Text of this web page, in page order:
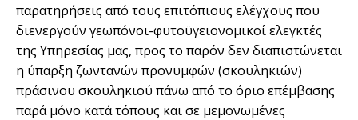
παρατηρήσεις από τους επιτόπιους ελέγχους που
διενεργούν γεωπόνοι-φυτοϋγειονομικοί ελεγκτές
της Υπηρεσίας μας, προς το παρόν δεν διαπιστώνεται
η ύπαρξη ζωντανών προνυμφών (σκουληκιών)
πράσινου σκουληκιού πάνω από το όριο επέμβασης
παρά μόνο κατά τόπους και σε μεμονωμένες